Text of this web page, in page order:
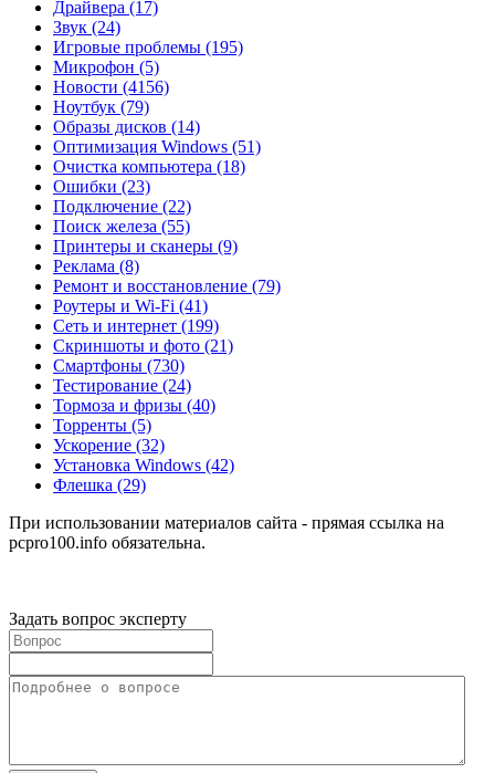
Драйвера (17)
Звук (24)
Игровые проблемы (195)
Микрофон (5)
Новости (4156)
Ноутбук (79)
Образы дисков (14)
Оптимизация Windows (51)
Очистка компьютера (18)
Ошибки (23)
Подключение (22)
Поиск железа (55)
Принтеры и сканеры (9)
Реклама (8)
Ремонт и восстановление (79)
Роутеры и Wi-Fi (41)
Сеть и интернет (199)
Скриншоты и фото (21)
Смартфоны (730)
Тестирование (24)
Тормоза и фризы (40)
Торренты (5)
Ускорение (32)
Установка Windows (42)
Флешка (29)
При использовании материалов сайта - прямая ссылка на
pcpro100.info обязательна.
Задать вопрос эксперту